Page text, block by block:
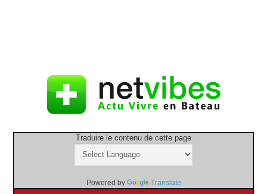
Traduire le contenu de cette page
Powered by Translate